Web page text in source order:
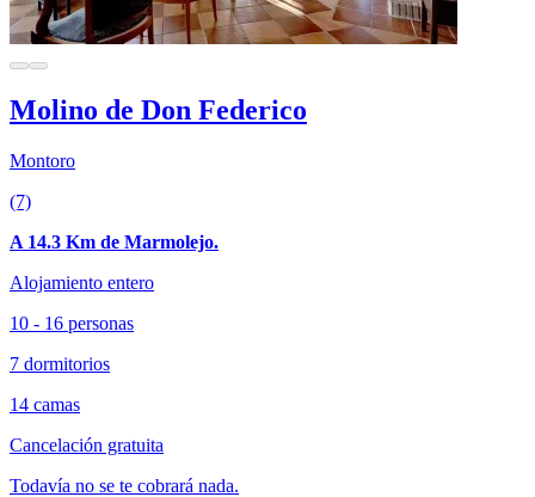
Molino de Don Federico
Montoro
(7)
A 14.3 Km de Marmolejo.
Alojamiento entero
10 - 16 personas
7 dormitorios
14 camas
Cancelación gratuita
Todavía no se te cobrará nada.